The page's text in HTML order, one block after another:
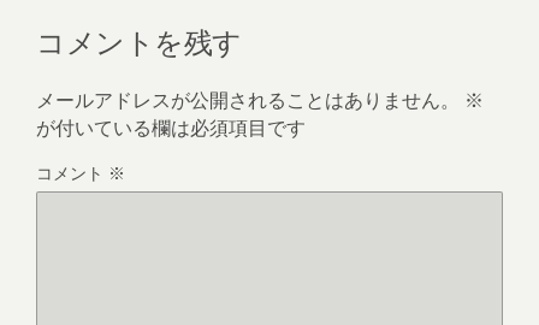
コメントを残す
メールアドレスが公開されることはありません。
※
が付いている欄は必須項目です
コメント ※